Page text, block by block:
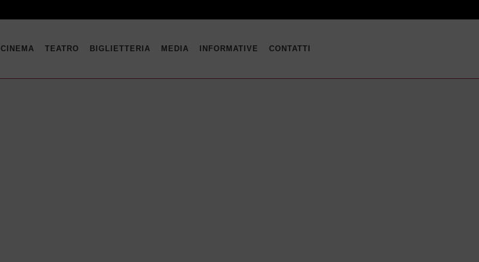
CINEMA TEATRO BIGLIETTERIA MEDIA INFORMATIVE CONTATTI